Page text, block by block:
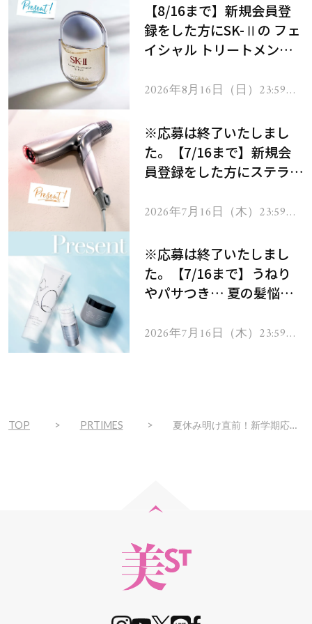
【8/16まで】新規会員登
録をした方にSK-Ⅱの フェ
イシャル トリートメント
2026年8月16日（日）23:59ま
※応募は終了いたしまし
た。【7/16まで】新規会
員登録をした方にステラボ
ヘアドライヤー ジュエル
2026年7月16日（木）23:59ま
※応募は終了いたしまし
た。【7/16まで】うねり
やパサつき… 夏の髪悩み
ムを13名様にプレゼン
2026年7月16日（木）23:59ま
TOP PRTIMES 夏休み明け直前！新学期応援キャンペーン！最大80％OFFでなんと送料無料！！フリューのカラコンECサイト『Mew contact』他で「SUMMER SALE」を8月22日より期間限定開催！